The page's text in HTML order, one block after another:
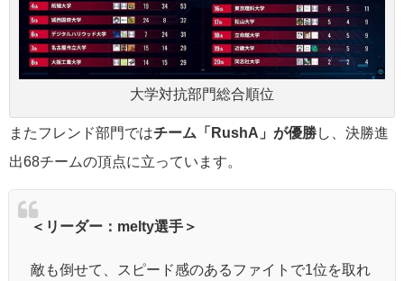
大学対抗部門総合順位
またフレンド部門ではチーム「RushA」が優勝し、決勝進
出68チームの頂点に立っています。
＜リーダー：melty選手＞
敵も倒せて、スピード感のあるファイトで1位を取れ